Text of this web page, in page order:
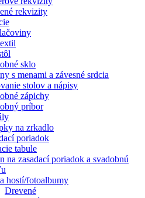
rekvizity
sklo
s menami a závesné srdcia
stolov a nápisy
zápichy
príbor
na zrkadlo
poriadok
tabule
na zasadací poriadok a svadobnú
hostí/fotoalbumy
Drevené